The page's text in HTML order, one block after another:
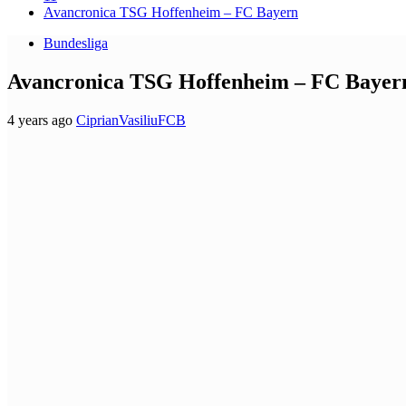
Avancronica TSG Hoffenheim – FC Bayern
Bundesliga
Avancronica TSG Hoffenheim – FC
4 years ago CiprianVasiliuFCB